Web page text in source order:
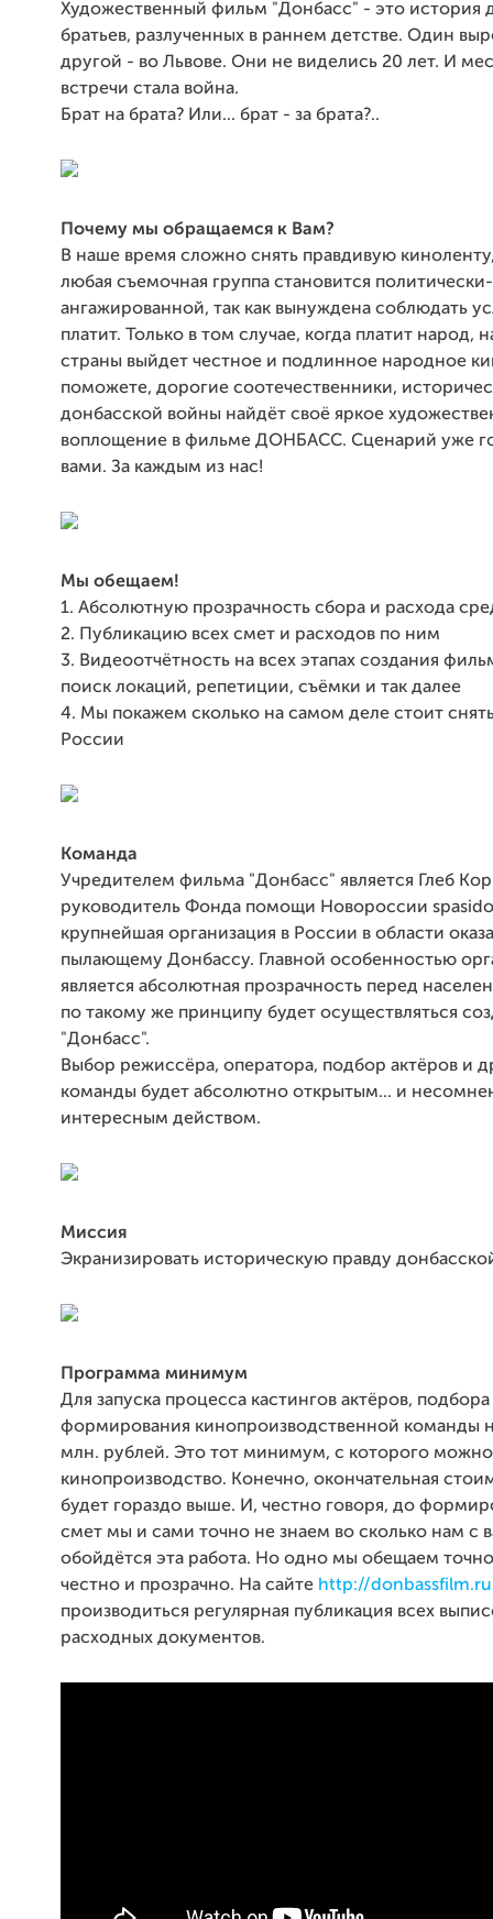
Художественный фильм "Донбасс" - это история
братьев, разлученных в раннем детстве. Один
другой - во Львове. Они не виделись 20 лет. И
встречи стала война.
Брат на брата? Или... брат - за брата?..
Почему мы обращаемся к Вам?
В наше время сложно снять правдивую
любая съемочная группа становится политически-
ангажированной, так как вынуждена соблюдать
платит. Только в том случае, когда платит народ,
страны выйдет честное и подлинное народное
поможете, дорогие соотечественники,
донбасской войны найдёт своё яркое
воплощение в фильме ДОНБАСС. Сценарий уже
вами. За каждым из нас!
Мы обещаем!
1. Абсолютную прозрачность сбора и расхода
2. Публикацию всех смет и расходов по ним
3. Видеоотчётность на всех этапах создания
поиск локаций, репетиции, съёмки и так далее
4. Мы покажем сколько на самом деле стоит
России
Команда
Учредителем фильма "Донбасс" является Глеб
руководитель Фонда помощи Новороссии
крупнейшая организация в России в области
пылающему Донбассу. Главной особенностью
является абсолютная прозрачность перед
по такому же принципу будет осуществляться
"Донбасс".
Выбор режиссёра, оператора, подбор актёров и
команды будет абсолютно открытым... и
интересным действом.
Миссия
Экранизировать историческую правду
Программа минимум
Для запуска процесса кастингов актёров,
формирования кинопроизводственной команды
млн. рублей. Это тот минимум, с которого можно
кинопроизводство. Конечно, окончательная
будет гораздо выше. И, честно говоря, до
смет мы и сами точно не знаем во сколько нам с
обойдётся эта работа. Но одно мы обещаем
честно и прозрачно. На сайте http://donbassfilm.ru
производиться регулярная публикация всех
расходных документов.